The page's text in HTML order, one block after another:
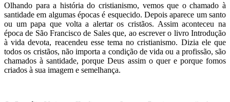
Olhando para a história do cristianismo, vemos que o chamado à
santidade em algumas épocas é esquecido. Depois aparece um santo
ou um papa que volta a alertar os cristãos. Assim aconteceu na
época de São Francisco de Sales que, ao escrever o livro Introdução
à vida devota, reacendeu esse tema no cristianismo. Dizia ele que
todos os cristãos, não importa a condição de vida ou a profissão, são
chamados à santidade, porque Deus assim o quer e porque fomos
criados à sua imagem e semelhança.